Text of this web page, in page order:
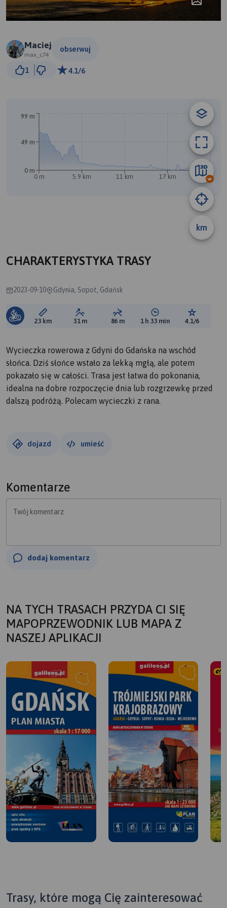
Maciej
max_c74
obserwuj
1 4.1/6
km
0 m 5.9 km 11 km 17 km 23 km
0 m
49 m
99 m
CHARAKTERYSTYKA TRASY
2023-09-10 Gdynia, Sopot, Gdańsk
Długość trasy:
23 km Suma przewyższeń:
31 m Suma spadków:
86 m Średni czas potrzebny
1 h 33 min Ocena
4.1/6
Wycieczka rowerowa z Gdyni do Gdańska na wschód
słońca. Dziś słońce wstało za lekką mgłą, ale potem
pokazało się w całości. Trasa jest łatwa do pokonania,
idealna na dobre rozpoczęcie dnia lub rozgrzewkę przed
dalszą podróżą. Polecam wycieczki z rana.
dojazd umieść
Komentarze
Twój komentarz
dodaj komentarz
NA TYCH TRASACH PRZYDA CI SIĘ
MAPOPRZEWODNIK LUB MAPA Z
NASZEJ APLIKACJI
Trasy, które mogą Cię zainteresować